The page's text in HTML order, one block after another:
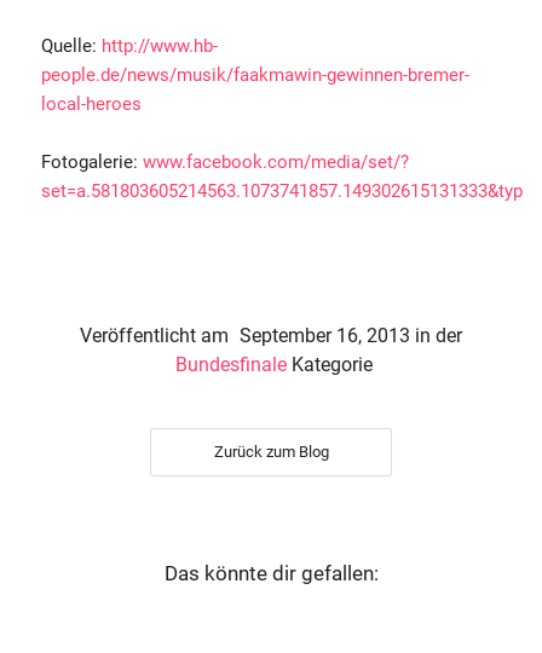
Quelle: http://www.hb-
people.de/news/musik/faakmawin-gewinnen-bremer-
local-heroes
Fotogalerie: www.facebook.com/media/set/?
Veröffentlicht am September 16, 2013 in der
Bundesfinale Kategorie
Zurück zum Blog
Das könnte dir gefallen: